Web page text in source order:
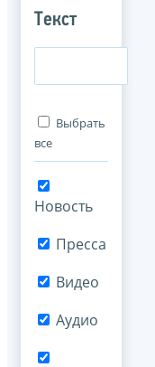
Текст
Выбрать
все
Новость
Пресса
Видео
Аудио